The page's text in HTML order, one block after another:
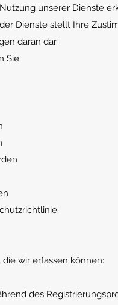
unserer Dienste
Dienste stellt Ihre
daran dar.
Sie:
wir erfassen können:
des